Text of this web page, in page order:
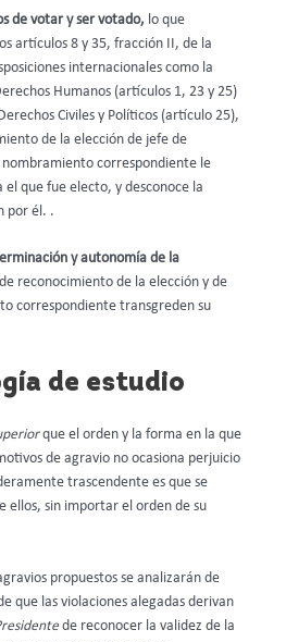
de votar y ser votado, lo que
artículos 8 y 35, fracción II, de la
internacionales como la
Humanos (artículos 1, 23 y 25)
Civiles y Políticos (artículo 25),
de la elección de jefe de
correspondiente le
que fue electo, y desconoce la
por él. .
y autonomía de la
reconocimiento de la elección y de
correspondiente transgreden su
de estudio
que el orden y la forma en la que
de agravio no ocasiona perjuicio
trascendente es que se
ellos, sin importar el orden de su
propuestos se analizarán de
que las violaciones alegadas derivan
de reconocer la validez de la